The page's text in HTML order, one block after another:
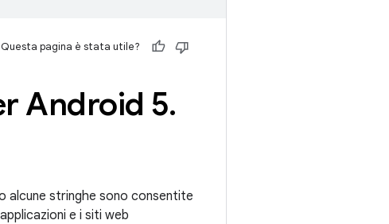
Questa pagina è stata utile?
Android 5.
alcune stringhe sono consentite
e i siti web